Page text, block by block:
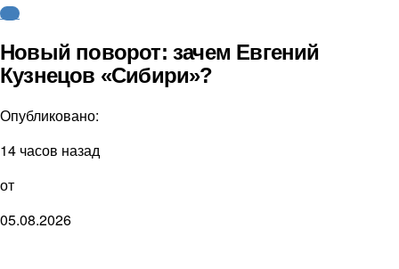
КХЛ
Новый поворот: зачем Евгений
Кузнецов «Сибири»?
Опубликовано:
14 часов назад
от
05.08.2026